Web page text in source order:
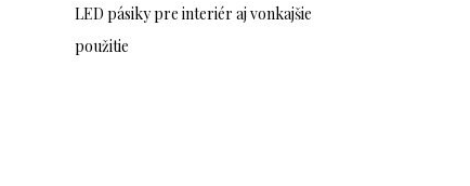
LED pásiky pre interiér aj vonkajšie
použitie